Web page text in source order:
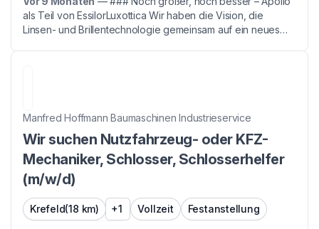
als Teil von EssilorLuxottica Wir haben die Vision, die
Linsen- und Brillentechnologie gemeinsam auf ein neues
Manfred Hoffmann Baumaschinen Industrieservice
Wir suchen Nutzfahrzeug- oder KFZ-
Mechaniker, Schlosser, Schlosserhelfer
(m/w/d)
Krefeld(18 km) +1 Vollzeit Festanstellung